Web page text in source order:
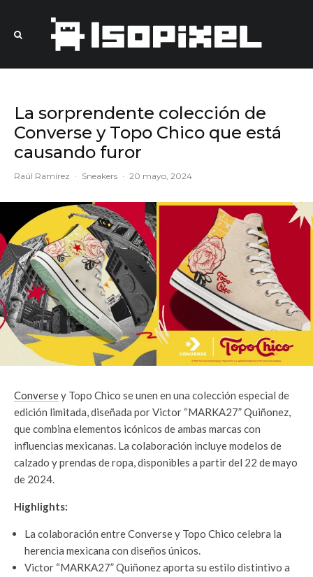
La sorprendente colección de
Converse y Topo Chico que está
causando furor
Raúl Ramírez · Sneakers · 20 mayo, 2024
Conversey Topo Chico se unen en una colección especial de
edición limitada, diseñada por Victor “MARKA27” Quiñonez,
que combina elementos icónicos de ambas marcas con
influencias mexicanas. La colaboración incluye modelos de
calzado y prendas de ropa, disponibles a partir del 22 de mayo
de 2024.
Highlights:
La colaboración entre Converse y Topo Chico celebra la
herencia mexicana con diseños únicos.
Victor “MARKA27” Quiñonez aporta su estilo distintivo a